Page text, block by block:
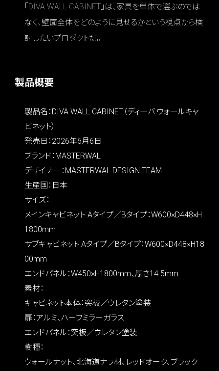
「DIVA WALL CABINET」は、家具を単体で選ぶのでは
なく、壁面全体をどのように見せるかという視点から検
討したいプロダクトだ。
製品概要
製品名：DIVA WALL CABINET（ディーバ ウォールキャ
ビネット）
発売日：2026年6月6日
ブランド：MASTERWAL
デザイナー：MASTERWAL DESIGN TEAM
生産国：日本
サイズ：
メインキャビネット Aタイプ／Bタイプ：W600×D448×H
1800mm
サブキャビネット Aタイプ／Bタイプ：W600×D448×H18
00mm
エンドパネル：W450×H1800mm、厚さ14.5mm
素材：
キャビネット本体：突板／ウレタン塗装
扉：アルミ、ハーフミラーガラス
エンドパネル：突板／ウレタン塗装
樹種：
ウォールナット、北海道ナラ材、レッドオーク、ブラック